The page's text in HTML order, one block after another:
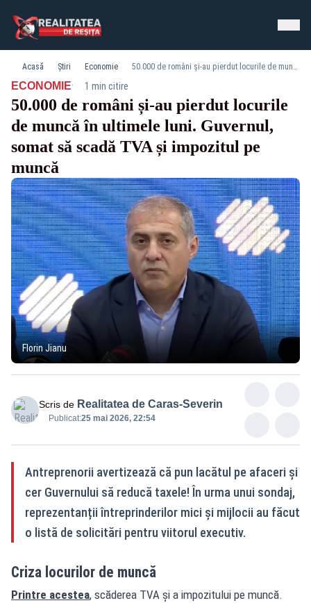
Acasă Știri Economie 50.000 de români și-au pierdut locurile de muncă în ultimele luni. Guvernul, somat să scadă TVA și impozitul pe muncă
ECONOMIE· 1 min citire
50.000 de români și-au pierdut locurile
de muncă în ultimele luni. Guvernul,
somat să scadă TVA și impozitul pe
muncă
Florin Jianu
Scris de Realitatea de Caras-Severin
Publicat:25 mai 2026, 22:54
Antreprenorii avertizează că pun lacătul pe afaceri și
cer Guvernului să reducă taxele! În urma unui sondaj,
reprezentanții întreprinderilor mici și mijlocii au făcut
o listă de solicitări pentru viitorul executiv.
Criza locurilor de muncă
Printre acestea, scăderea TVA și a impozitului pe muncă.